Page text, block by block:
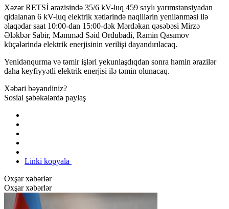
Xəzər RETSİ ərazisində 35/6 kV-luq 459 saylı yarımstansiyadan
qidalanan 6 kV-luq elektrik xətlərində naqillərin yenilənməsi ilə
əlaqədar saat 10:00-dan 15:00-dək Mərdəkan qəsəbəsi Mirzə
Ələkbər Sabir, Məmməd Səid Ordubadi, Ramin Qasımov
küçələrində elektrik enerjisinin verilişi dayandırılacaq.
Yenidənqurma və təmir işləri yekunlaşdıqdan sonra həmin ərazilər
daha keyfiyyətli elektrik enerjisi ilə təmin olunacaq.
Xəbəri bəyəndiniz?
Sosial şəbəkələrdə paylaş
Linki kopyala
Oxşar xəbərlər
Oxşar xəbərlər